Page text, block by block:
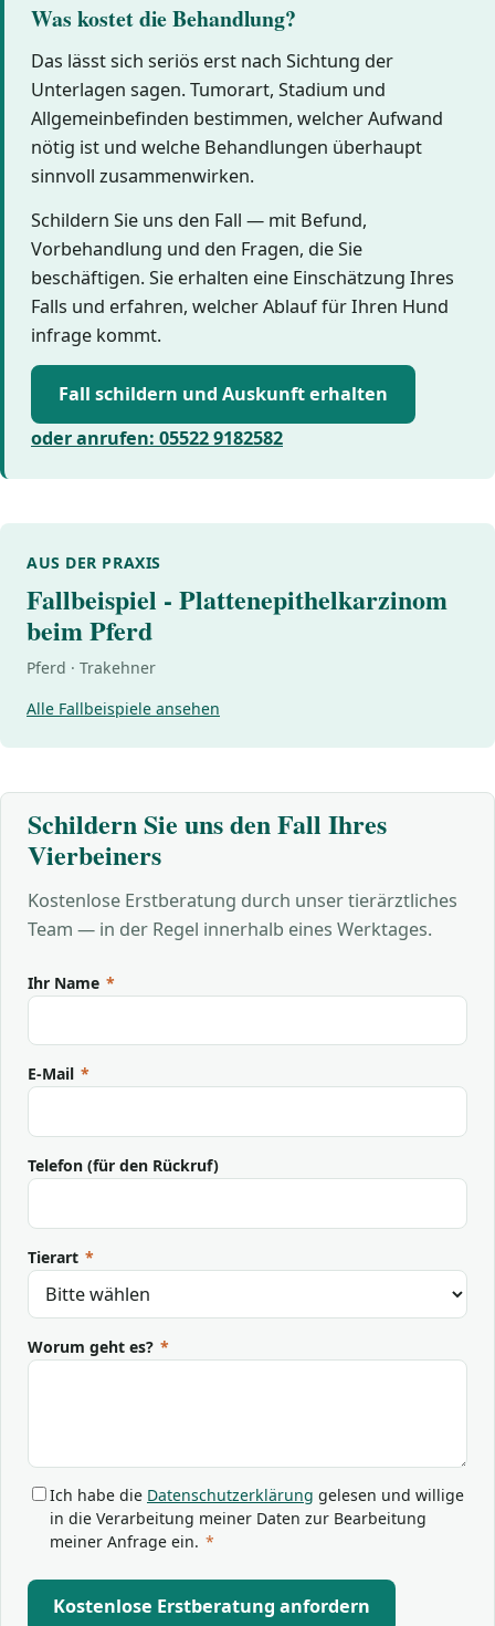
Was kostet die Behandlung?
Das lässt sich seriös erst nach Sichtung der
Unterlagen sagen. Tumorart, Stadium und
Allgemeinbefinden bestimmen, welcher Aufwand
nötig ist und welche Behandlungen überhaupt
sinnvoll zusammenwirken.
Schildern Sie uns den Fall — mit Befund,
Vorbehandlung und den Fragen, die Sie
beschäftigen. Sie erhalten eine Einschätzung Ihres
Falls und erfahren, welcher Ablauf für Ihren Hund
infrage kommt.
Fall schildern und Auskunft erhalten
oder anrufen: 05522 9182582
AUS DER PRAXIS
Fallbeispiel - Plattenepithelkarzinom
beim Pferd
Pferd · Trakehner
Alle Fallbeispiele ansehen
Schildern Sie uns den Fall Ihres
Vierbeiners
Kostenlose Erstberatung durch unser tierärztliches
Team — in der Regel innerhalb eines Werktages.
Ihr Name *
E-Mail *
Telefon (für den Rückruf)
Tierart *
Worum geht es? *
Ich habe die Datenschutzerklärung gelesen und willige
in die Verarbeitung meiner Daten zur Bearbeitung
meiner Anfrage ein. *
Kostenlose Erstberatung anfordern